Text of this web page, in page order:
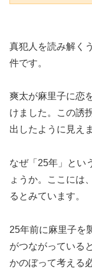
真犯人を読み解く
件です。
爽太が麻里子に恋
けました。この誘
出したように見え
なぜ「25年」とい
ょうか。ここには
るとみています。
25年前に麻里子を
がつながっている
かのぼって考える